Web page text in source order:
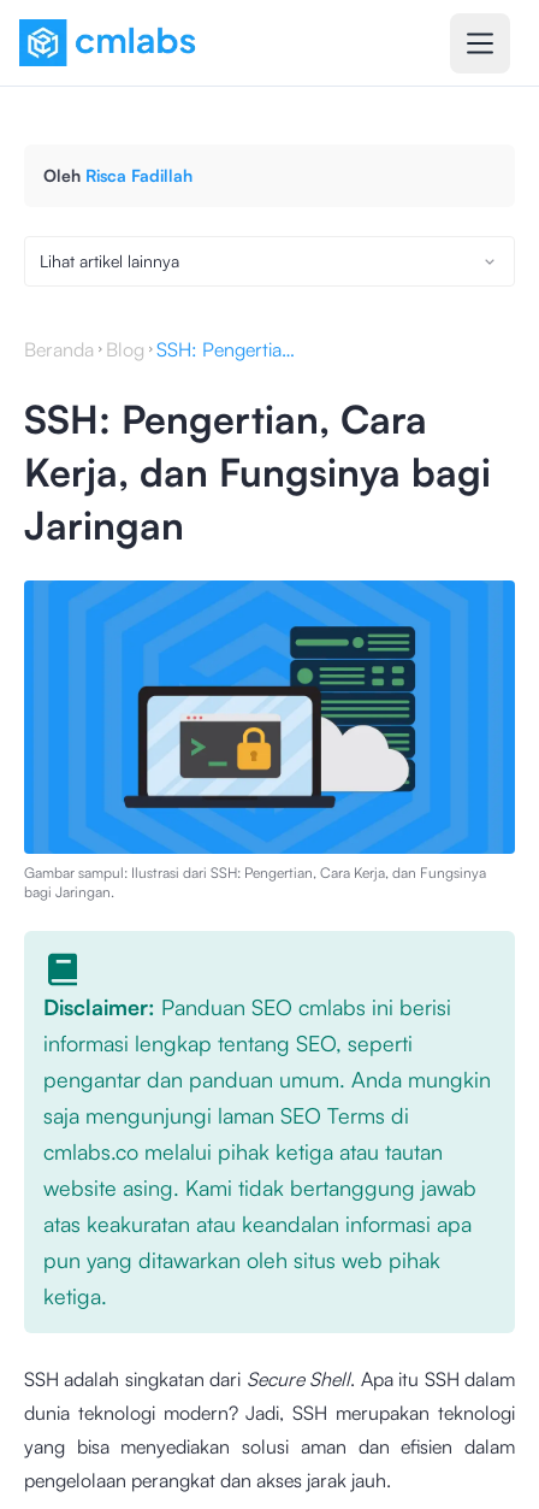
Oleh Risca Fadillah
Lihat artikel lainnya
Beranda Blog SSH: Pengertian, Cara Kerja, dan Fungsinya bagi Jaringan
SSH: Pengertian, Cara
Kerja, dan Fungsinya bagi
Jaringan
Gambar sampul: Ilustrasi dari SSH: Pengertian, Cara Kerja, dan Fungsinya
bagi Jaringan.
Disclaimer: Panduan SEO cmlabs ini berisi
informasi lengkap tentang SEO, seperti
pengantar dan panduan umum. Anda mungkin
saja mengunjungi laman SEO Terms di
cmlabs.co melalui pihak ketiga atau tautan
website asing. Kami tidak bertanggung jawab
atas keakuratan atau keandalan informasi apa
pun yang ditawarkan oleh situs web pihak
ketiga.
SSH adalah singkatan dari Secure Shell. Apa itu SSH dalam
dunia teknologi modern? Jadi, SSH merupakan teknologi
yang bisa menyediakan solusi aman dan efisien dalam
pengelolaan perangkat dan akses jarak jauh.